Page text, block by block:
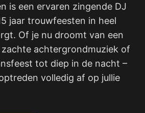
is een ervaren zingende DJ
jaar trouwfeesten in heel
Of je nu droomt van een
achtergrondmuziek of
tot diep in de nacht –
volledig af op jullie